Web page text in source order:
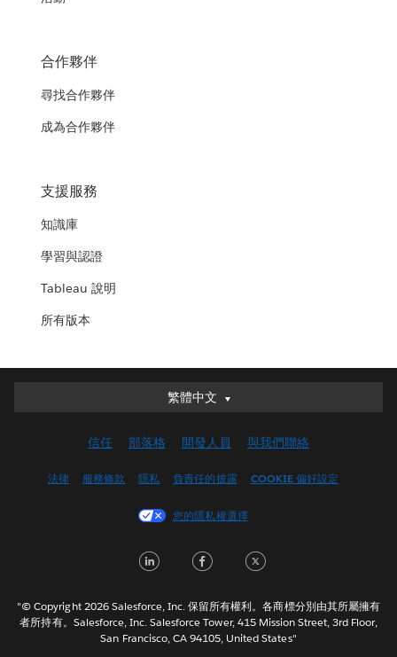
合作夥伴
尋找合作夥伴
成為合作夥伴
支援服務
知識庫
學習與認證
Tableau 說明
所有版本
繁體中文
繁體中文
English (UK)
Français (Canada)
Italiano
한국어
Nederlands
信任 部落格 開發人員 與我們聯絡
法律 服務條款 隱私 負責任的披露 COOKIE 偏好設定
您的隱私權選擇
LinkedInFacebook
"© Copyright 2026 Salesforce, Inc. 保留所有權利。各商標分別由其所屬擁有
者所持有。Salesforce, Inc. Salesforce Tower, 415 Mission Street, 3rd Floor,
San Francisco, CA 94105, United States"